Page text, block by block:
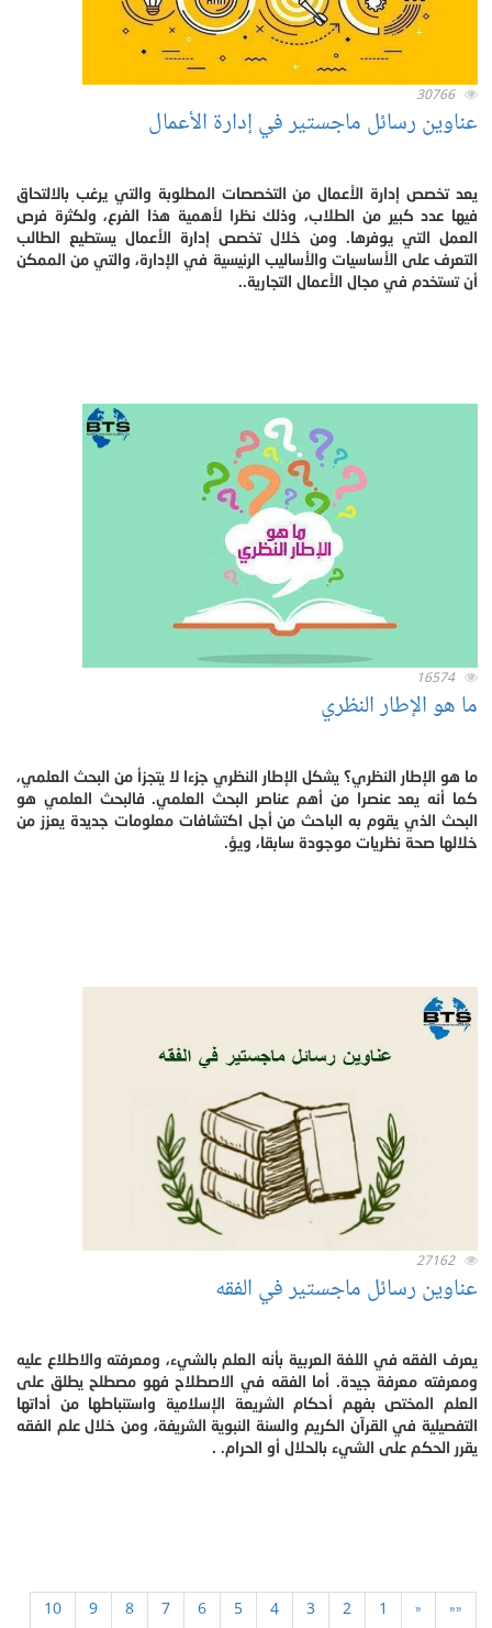
30766
عناوين رسائل ماجستير في إدارة الأعمال
يعد تخصص إدارة الأعمال من التخصصات المطلوبة والتي يرغب بالالتحاق
فيها عدد كبير من الطلاب، وذلك نظرا لأهمية هذا الفرع، ولكثرة فرص
العمل التي يوفرها. ومن خلال تخصص إدارة الأعمال يستطيع الطالب
التعرف على الأساسيات والأساليب الرئيسية في الإدارة، والتي من الممكن
أن تستخدم في مجال الأعمال التجارية..
16574
ما هو الإطار النظري
ما هو الإطار النظري؟ يشكل الإطار النظري جزءا لا يتجزأ من البحث العلمي،
كما أنه يعد عنصرا من أهم عناصر البحث العلمي. فالبحث العلمي هو
البحث الذي يقوم به الباحث من أجل اكتشافات معلومات جديدة يعزز من
خلالها صحة نظريات موجودة سابقا، ويؤ.
27162
عناوين رسائل ماجستير في الفقه
يعرف الفقه في اللغة العربية بأنه العلم بالشيء، ومعرفته والاطلاع عليه
ومعرفته معرفة جيدة. أما الفقه في الاصطلاح فهو مصطلح يطلق على
العلم المختص بفهم أحكام الشريعة الإسلامية واستنباطها من أداتها
التفصيلية في القرآن الكريم والسنة النبوية الشريفة، ومن خلال علم الفقه
يقرر الحكم على الشيء بالحلال أو الحرام. .
««
«
1
2
3
4
5
6
7
8
9
10